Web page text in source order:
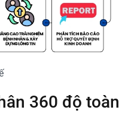
360 độ toàn